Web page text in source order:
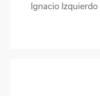
Ignacio Izquierdo